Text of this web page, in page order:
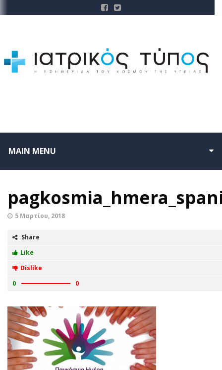
MAIN MENU
5 Μαρτίου, 2018
Share
Like
Dislike
0
0